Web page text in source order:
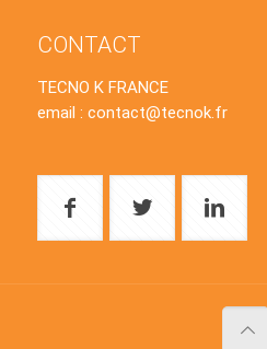
CONTACT
TECNO K FRANCE
email : contact@tecnok.fr